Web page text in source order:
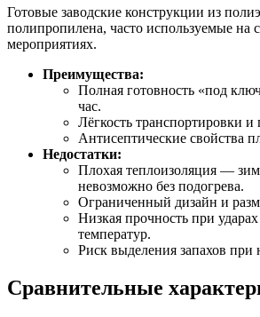
Готовые заводские конструкции из
полипропилена, часто используемые на
мероприятиях.
Преимущества:
Полная готовность «под
час.
Лёгкость транспортировки и
Антисептические свойства
Недостатки:
Плохая теплоизоляция —
невозможно без подогрева.
Ограниченный дизайн и
Низкая прочность при
температур.
Риск выделения запахов при
Сравнительные